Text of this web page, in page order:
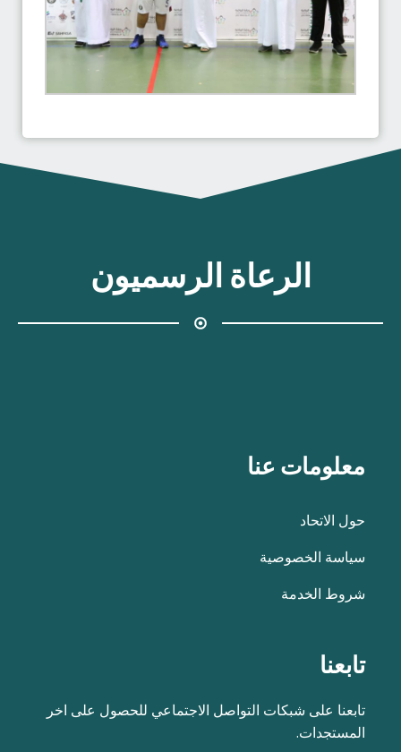
الرعاة الرسميون
معلومات عنا
حول الاتحاد
سياسة الخصوصية
شروط الخدمة
تابعنا
تابعنا على شبكات التواصل الاجتماعي للحصول على اخر
المستجدات.